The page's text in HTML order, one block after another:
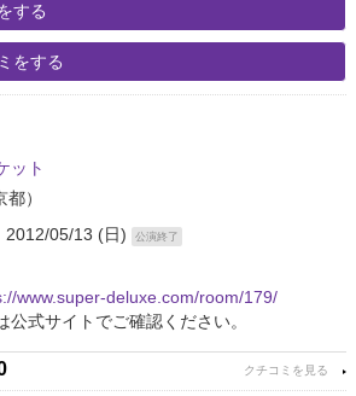
する
をする
ット
都）
2012/05/13 (日)
公演終了
www.super-deluxe.com/room/179/
式サイトでご確認ください。